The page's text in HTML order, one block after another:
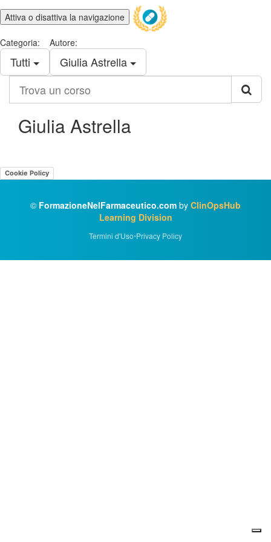
Attiva o disattiva la navigazione
Categoria:
Tutti
Autore:
Giulia Astrella
corso
Giulia Astrella
Cookie Policy
© FormazioneNelFarmaceutico.com by ClinOpsHub
Learning Division
Termini d'Uso•Privacy Policy